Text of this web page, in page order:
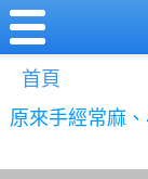
首頁
原來手經常麻